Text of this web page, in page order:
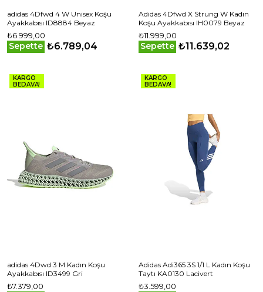
adidas 4Dfwd 4 W Unisex Koşu
Ayakkabısı ID8884 Beyaz
₺6.999,00
Sepette ₺6.789,04
Adidas 4Dfwd X Strung W Kadın
Koşu Ayakkabısı IH0079 Beyaz
₺11.999,00
Sepette ₺11.639,02
KARGO
BEDAVA!
adidas 4Dwd 3 M Kadın Koşu
Ayakkabısı ID3499 Gri
₺7.379,00
KARGO
BEDAVA!
Adidas Adi365 3S 1/1 L Kadın Koşu
Taytı KA0130 Lacivert
₺3.599,00